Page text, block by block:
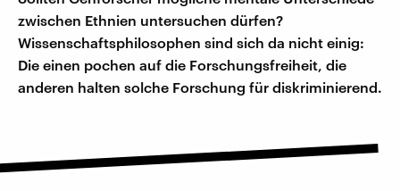
zwischen Ethnien untersuchen dürfen?
Wissenschaftsphilosophen sind sich da nicht einig:
Die einen pochen auf die Forschungsfreiheit, die
anderen halten solche Forschung für diskriminierend.